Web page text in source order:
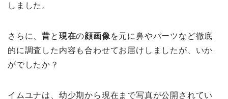
しました。
さらに、昔と 現在の顔画像 を元に鼻やパーツなど徹底
的に調査した内容も合わせてお届けしましたが、いか
がでしたか？
イムユナは、幼少期から現在まで写真が公開されてい